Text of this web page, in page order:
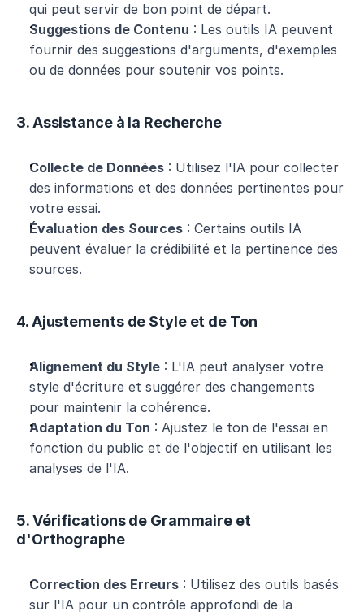
qui peut servir de bon point de départ.
Suggestions de Contenu : Les outils IA peuvent
fournir des suggestions d'arguments, d'exemples
ou de données pour soutenir vos points.
3. Assistance à la Recherche
Collecte de Données : Utilisez l'IA pour collecter
des informations et des données pertinentes pour
votre essai.
Évaluation des Sources : Certains outils IA
peuvent évaluer la crédibilité et la pertinence des
sources.
4. Ajustements de Style et de Ton
Alignement du Style : L'IA peut analyser votre
style d'écriture et suggérer des changements
pour maintenir la cohérence.
Adaptation du Ton : Ajustez le ton de l'essai en
fonction du public et de l'objectif en utilisant les
analyses de l'IA.
5. Vérifications de Grammaire et
d'Orthographe
Correction des Erreurs : Utilisez des outils basés
sur l'IA pour un contrôle approfondi de la